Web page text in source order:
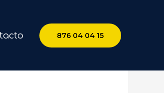
876 04 04 15